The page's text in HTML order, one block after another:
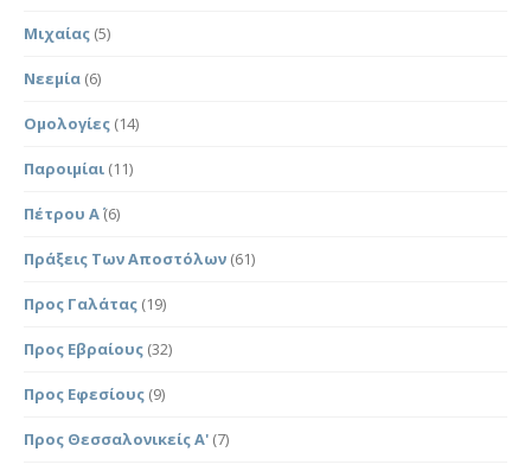
Μιχαίας (5)
Νεεμία (6)
Ομολογίες (14)
Παροιμίαι (11)
Πέτρου Α΄(6)
Πράξεις Των Αποστόλων (61)
Προς Γαλάτας (19)
Προς Εβραίους (32)
Προς Εφεσίους (9)
Προς Θεσσαλονικείς Α' (7)